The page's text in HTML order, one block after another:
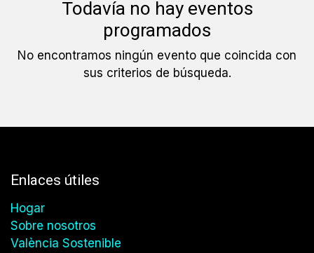
Todavía no hay eventos
programados
No encontramos ningún evento que coincida con
sus criterios de búsqueda.
Enlaces útiles
Hogar
Sobre nosotros
València Sostenible